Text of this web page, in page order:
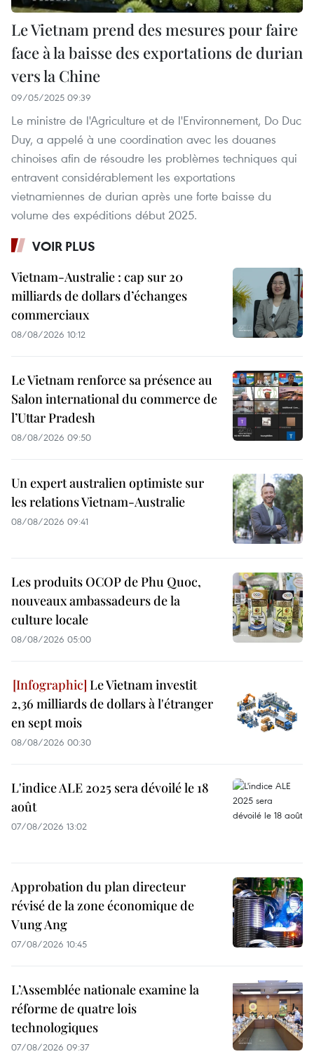
Le Vietnam prend des mesures pour faire
face à la baisse des exportations de durian
vers la Chine
09/05/2025 09:39
Le ministre de l'Agriculture et de l'Environnement, Do Duc
Duy, a appelé à une coordination avec les douanes
chinoises afin de résoudre les problèmes techniques qui
entravent considérablement les exportations
vietnamiennes de durian après une forte baisse du
volume des expéditions début 2025.
VOIR PLUS
Vietnam-Australie : cap sur 20
milliards de dollars d’échanges
commerciaux
08/08/2026 10:12
Le Vietnam renforce sa présence au
Salon international du commerce de
l’Uttar Pradesh
08/08/2026 09:50
Un expert australien optimiste sur
les relations Vietnam-Australie
08/08/2026 09:41
Les produits OCOP de Phu Quoc,
nouveaux ambassadeurs de la
culture locale
08/08/2026 05:00
Le Vietnam investit
2,36 milliards de dollars à l'étranger
en sept mois
08/08/2026 00:30
L'indice ALE 2025 sera dévoilé le 18
août
07/08/2026 13:02
Approbation du plan directeur
révisé de la zone économique de
Vung Ang
07/08/2026 10:45
L’Assemblée nationale examine la
réforme de quatre lois
technologiques
07/08/2026 09:37